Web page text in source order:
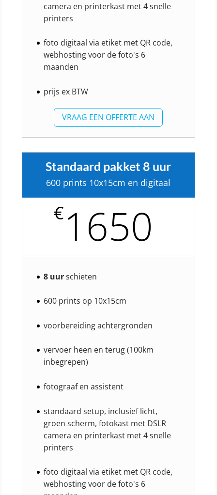
camera en printerkast met 4 snelle
printers
foto digitaal via etiket met QR code,
webhosting voor de foto's 6
maanden
prijs ex BTW
VRAAG EEN OFFERTE AAN
Standaard pakket 8 uur
600 prints 10x15cm en digitaal
€1650
8 uurschieten
600 prints op 10x15cm
voorbereiding achtergronden
vervoer heen en terug (100km
inbegrepen)
fotograaf en assistent
standaard setup, inclusief licht,
groen scherm, fotokast met DSLR
camera en printerkast met 4 snelle
printers
foto digitaal via etiket met QR code,
webhosting voor de foto's 6